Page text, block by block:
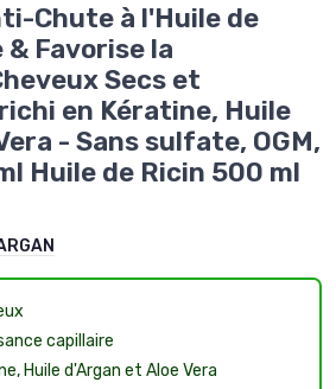
Chute à l'Huile de
Favorise la
Secs et
en Kératine, Huile
- Sans sulfate, OGM,
Huile de Ricin 500 ml
capillaire
Huile d'Argan et Aloe Vera